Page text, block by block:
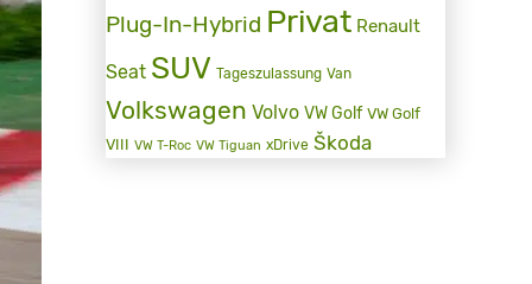
Plug-In-Hybrid Privat Renault
Seat SUV Tageszulassung Van
Volkswagen Volvo VW Golf VW Golf
VIII VW T-Roc VW Tiguan xDrive Škoda